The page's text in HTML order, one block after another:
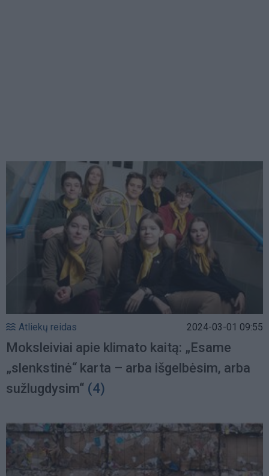
Atliekų reidas 2024-03-01 09:55
Moksleiviai apie klimato kaitą: „Esame
„slenkstinė“ karta – arba išgelbėsim, arba
sužlugdysim“ (4)